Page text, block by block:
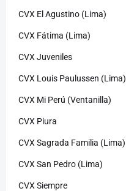
CVX El Agustino (Lima)
CVX Fátima (Lima)
CVX Juveniles
CVX Louis Paulussen (Lima)
CVX Mi Perú (Ventanilla)
CVX Piura
CVX Sagrada Familia (Lima)
CVX San Pedro (Lima)
CVX Siempre